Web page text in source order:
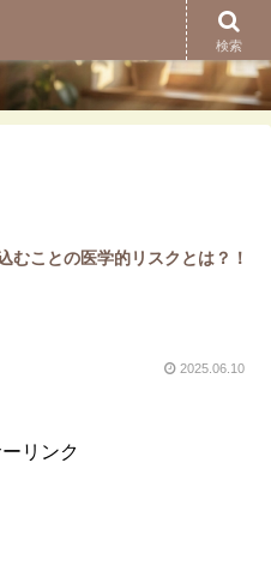
むことの医学的リスクとは？！
2025.06.10
リンク
検索